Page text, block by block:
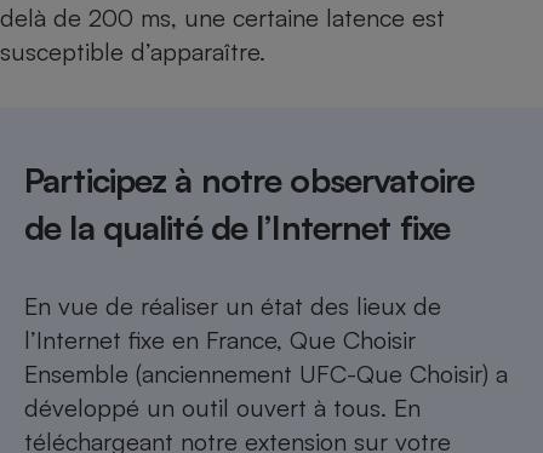
delà de 200 ms, une certaine latence est
susceptible d’apparaître.
Participez à notre observatoire
de la qualité de l’Internet fixe
En vue de réaliser un état des lieux de
l’Internet fixe en France, Que Choisir
Ensemble (anciennement UFC-Que Choisir) a
développé un outil ouvert à tous. En
téléchargeant notre extension sur votre